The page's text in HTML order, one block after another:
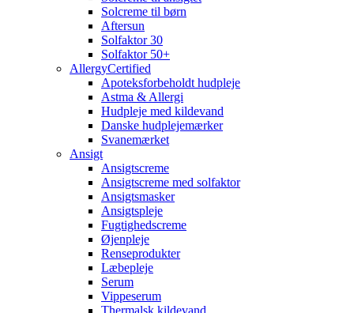
Solcreme til børn
Aftersun
Solfaktor 30
Solfaktor 50+
AllergyCertified
Apoteksforbeholdt hudpleje
Astma & Allergi
Hudpleje med kildevand
Danske hudplejemærker
Svanemærket
Ansigt
Ansigtscreme
Ansigtscreme med solfaktor
Ansigtsmasker
Ansigtspleje
Fugtighedscreme
Øjenpleje
Renseprodukter
Læbepleje
Serum
Vippeserum
Thermalsk kildevand